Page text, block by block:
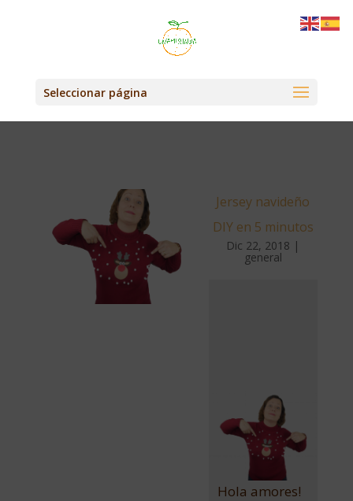
Seleccionar página
Jersey navideño
DIY en 5 minutos
Dic 22, 2018 |
general
Hola amores!